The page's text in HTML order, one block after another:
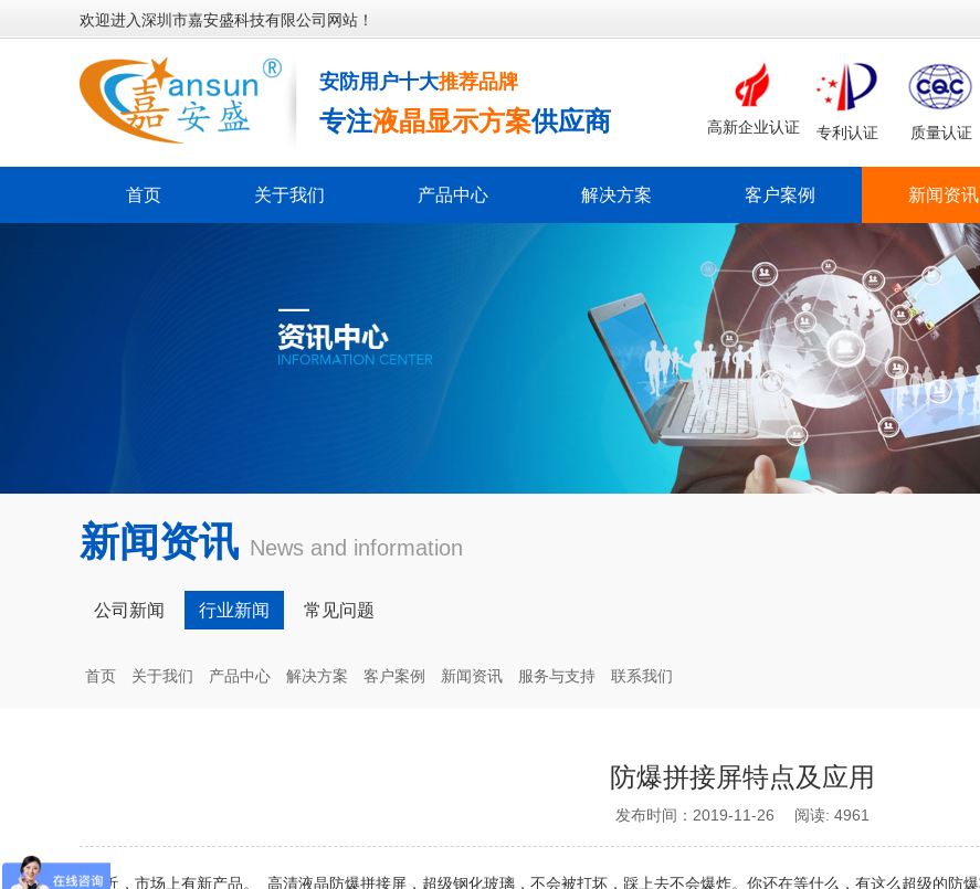
欢迎进入深圳市嘉安盛科技有限公司网站！
安防用户十大推荐品牌
专注液晶显示方案供应商 高新企业认证 专利认证 质量认证
首页 关于我们 产品中心 解决方案 客户案例 新闻资讯
新闻资讯 News and information
公司新闻 行业新闻 常见问题
首页 关于我们 产品中心 解决方案 客户案例 新闻资讯 服务与支持 联系我们
防爆拼接屏特点及应用
发布时间：2019-11-26 阅读: 4961
最近，市场上有新产品。 高清液晶防爆拼接屏 ，超级钢化玻璃，不会被打坏，踩上去不会爆炸。你还在等什么，有这么超级的防